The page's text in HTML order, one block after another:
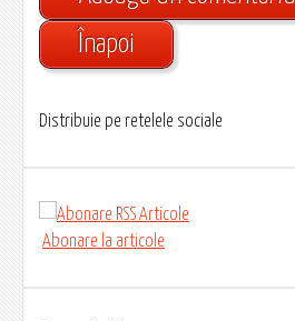
Înapoi
Distribuie pe retelele sociale
Abonare la articole